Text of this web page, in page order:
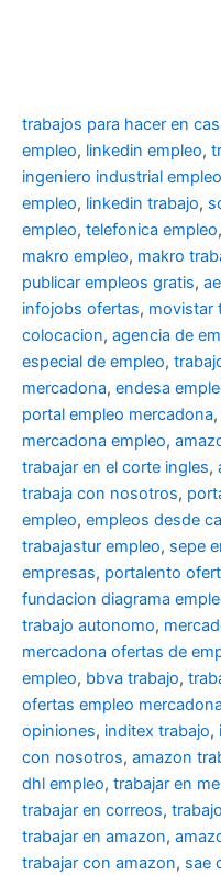
trabajos para hacer en
empleo, linkedin empleo,
ingeniero industrial empleo
empleo, linkedin trabajo,
empleo, telefonica empleo,
makro empleo, makro
publicar empleos gratis,
infojobs ofertas, movistar
colocacion, agencia de
especial de empleo,
mercadona, endesa
portal empleo mercadona,
mercadona empleo,
trabajar en el corte ingles,
trabaja con nosotros,
empleo, empleos desde
trabajastur empleo, sepe
empresas, portalento
fundacion diagrama
trabajo autonomo,
mercadona ofertas de
empleo, bbva trabajo,
ofertas empleo mercadona
opiniones, inditex trabajo,
con nosotros, amazon
dhl empleo, trabajar en
trabajar en correos,
trabajar en amazon,
trabajar con amazon, sae